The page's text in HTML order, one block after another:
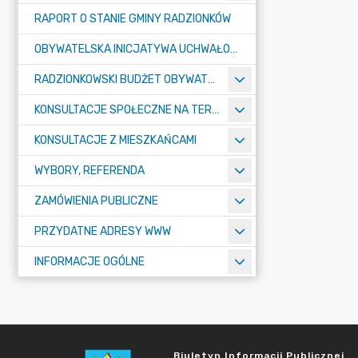
RAPORT O STANIE GMINY RADZIONKÓW
OBYWATELSKA INICJATYWA UCHWAŁODAWCZA
RADZIONKOWSKI BUDŻET OBYWATELSKI
KONSULTACJE SPOŁECZNE NA TERENIE MIASTA RADZIONKÓW
KONSULTACJE Z MIESZKAŃCAMI
WYBORY, REFERENDA
ZAMÓWIENIA PUBLICZNE
PRZYDATNE ADRESY WWW
INFORMACJE OGÓLNE
Biuletyn Informacji Publicznej